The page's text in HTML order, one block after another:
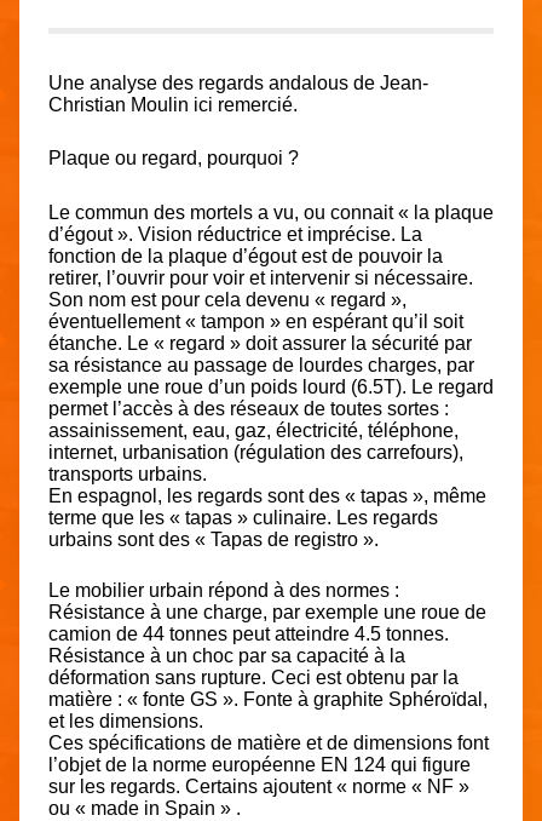
Une analyse des regards andalous de Jean-
Christian Moulin ici remercié.
Plaque ou regard, pourquoi ?
Le commun des mortels a vu, ou connait « la plaque
d’égout ». Vision réductrice et imprécise. La
fonction de la plaque d’égout est de pouvoir la
retirer, l’ouvrir pour voir et intervenir si nécessaire.
Son nom est pour cela devenu « regard »,
éventuellement « tampon » en espérant qu’il soit
étanche. Le « regard » doit assurer la sécurité par
sa résistance au passage de lourdes charges, par
exemple une roue d’un poids lourd (6.5T). Le regard
permet l’accès à des réseaux de toutes sortes :
assainissement, eau, gaz, électricité, téléphone,
internet, urbanisation (régulation des carrefours),
transports urbains.
En espagnol, les regards sont des « tapas », même
terme que les « tapas » culinaire. Les regards
urbains sont des « Tapas de registro ».
Le mobilier urbain répond à des normes :
Résistance à une charge, par exemple une roue de
camion de 44 tonnes peut atteindre 4.5 tonnes.
Résistance à un choc par sa capacité à la
déformation sans rupture. Ceci est obtenu par la
matière : « fonte GS ». Fonte à graphite Sphéroïdal,
et les dimensions.
Ces spécifications de matière et de dimensions font
l’objet de la norme européenne EN 124 qui figure
sur les regards. Certains ajoutent « norme « NF »
ou « made in Spain » .